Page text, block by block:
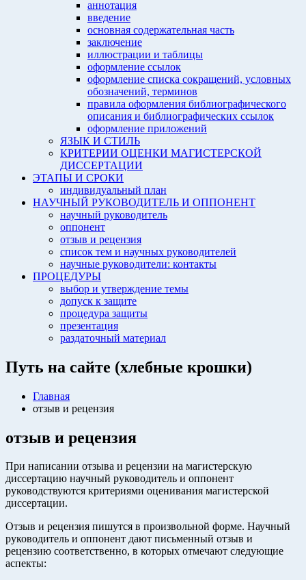
аннотация
введение
основная содержательная часть
заключение
иллюстрации и таблицы
оформление ссылок
оформление списка сокращений, условных
обозначений, терминов
правила оформления библиографического
описания и библиографических ссылок
оформление приложений
ЯЗЫК И СТИЛЬ
КРИТЕРИИ ОЦЕНКИ МАГИСТЕРСКОЙ
ДИССЕРТАЦИИ
ЭТАПЫ И СРОКИ
индивидуальный план
НАУЧНЫЙ РУКОВОДИТЕЛЬ И ОППОНЕНТ
научный руководитель
оппонент
отзыв и рецензия
список тем и научных руководителей
научные руководители: контакты
ПРОЦЕДУРЫ
выбор и утверждение темы
допуск к защите
процедура защиты
презентация
раздаточный материал
Путь на сайте (хлебные крошки)
Главная
отзыв и рецензия
отзыв и рецензия
При написании отзыва и рецензии на магистерскую
диссертацию научный руководитель и оппонент
руководствуются критериями оценивания магистерской
диссертации.
Отзыв и рецензия пишутся в произвольной форме. Научный
руководитель и оппонент дают письменный отзыв и
рецензию соответственно, в которых отмечают следующие
аспекты: